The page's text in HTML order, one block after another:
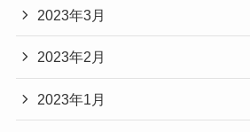
2023年3月
2023年2月
2023年1月